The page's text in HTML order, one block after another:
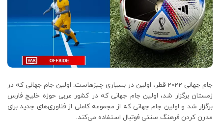
جام جهانی 2022 قطر، اولین در بسیاری چیزهاست: اولین جام جهانی که در
زمستان برگزار شد، اولین جام جهانی که در کشور عربی حوزه خلیج فارس
برگزار شد و اولین جام جهانی که از مجموعه کاملی از فناوری‌های جدید برای
مدرن کردن فرهنگ سنتی فوتبال استفاده می‌کند.